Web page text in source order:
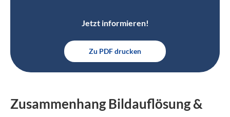
Jetzt informieren!
Zu PDF drucken
Zusammenhang Bildauflösung &